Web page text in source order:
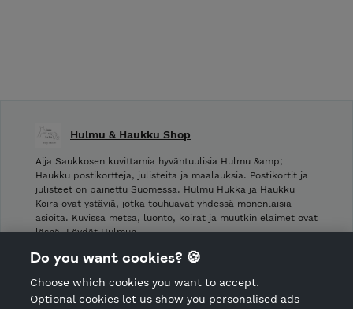
Hulmu & Haukku Shop
Aija Saukkosen kuvittamia hyväntuulisia Hulmu &amp;
Haukku postikortteja, julisteita ja maalauksia. Postikortit ja
julisteet on painettu Suomessa. Hulmu Hukka ja Haukku
Koira ovat ystäviä, jotka touhuavat yhdessä monenlaisia
asioita. Kuvissa metsä, luonto, koirat ja muutkin eläimet ovat
läsnä. Löydät Hulmun …
Shop Terms and Conditions
CANCEL ORDER
Do you want cookies? 🍪
Choose which cookies you want to accept.
Optional cookies let us show you personalised ads